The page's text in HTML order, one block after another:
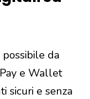
da
e Wallet
sicuri e senza